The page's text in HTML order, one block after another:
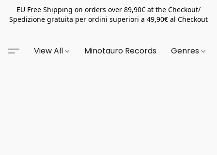
EU Free Shipping on orders over 89,90€ at the Checkout/
Spedizione gratuita per ordini superiori a 49,90€ al Checkout
View All Minotauro Records Genres